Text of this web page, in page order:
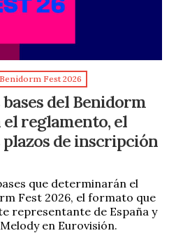
Benidorm Fest 2026
del Benidorm
el reglamento, el
de inscripción
que determinarán el
Fest 2026, el formato que
representante de España y
en Eurovisión.